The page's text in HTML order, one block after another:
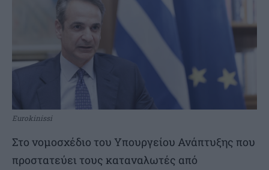
Eurokinissi
Στο νομοσχέδιο του Υπουργείου Ανάπτυξης που
προστατεύει τους καταναλωτές από